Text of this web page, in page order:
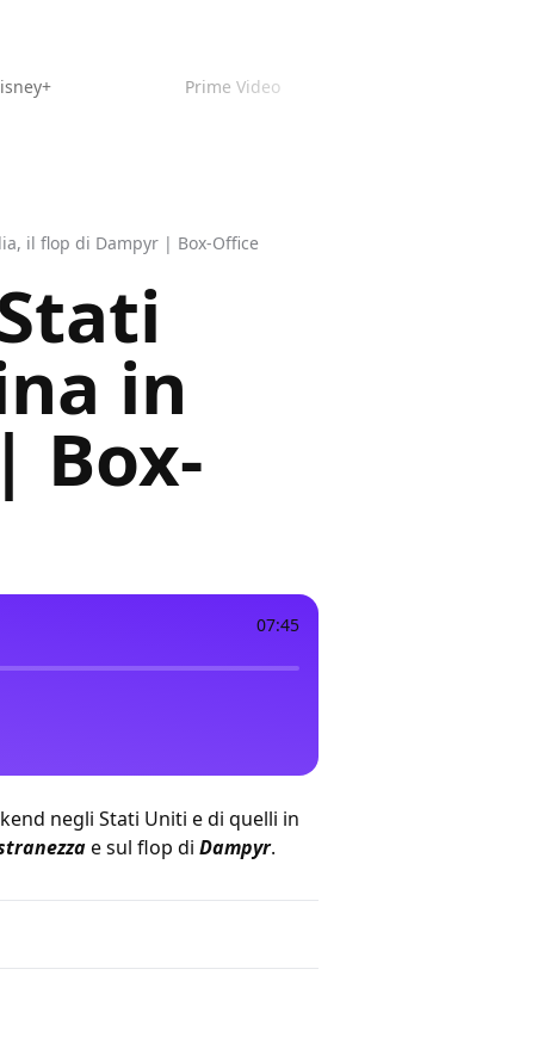
Prime Video
il flop di Dampyr | Box-Office
in
Box-
07:45
negli Stati Uniti edi quelli in
e sul flop di Dampyr.